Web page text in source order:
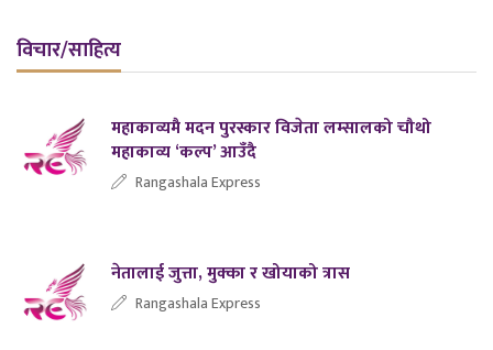
विचार/साहित्य
महाकाव्यमै मदन पुरस्कार विजेता लम्सालको चौथो
महाकाव्य ‘कल्प’ आउँदै
Rangashala Express
नेतालाई जुत्ता, मुक्का र खोयाको त्रास
Rangashala Express